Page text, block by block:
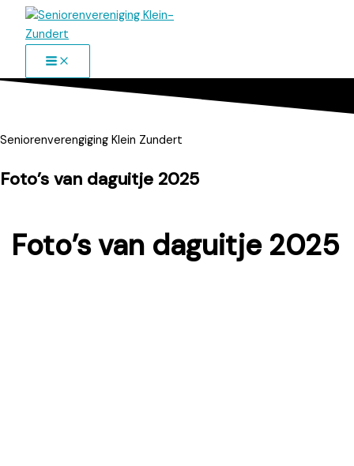
naar
Seniorenverengiging Klein Zundert
Foto’s van daguitje 2025
Foto’s van daguitje 2025